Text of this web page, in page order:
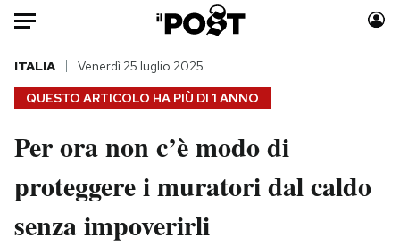
HOME
Italia
Politica
Tecnologia
Moda
Consumismi
QUESTO ARTICOLO HA PIÙ DI 1 ANNO
ITALIA Venerdì 25 luglio 2025
Per ora non c’è modo di
proteggere i muratori dal caldo
senza impoverirli